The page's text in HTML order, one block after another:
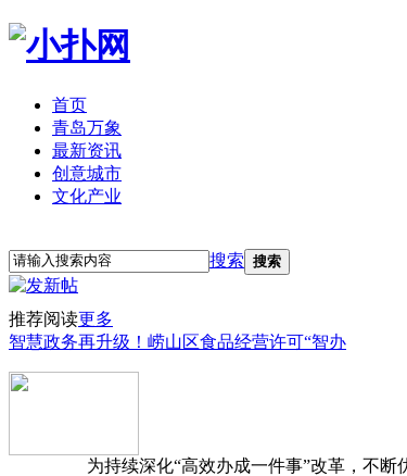
首页
青岛万象
最新资讯
创意城市
文化产业
搜索 搜索
推荐阅读更多
智慧政务再升级！崂山区食品经营许可“智办
为持续深化“高效办成一件事”改革，不断